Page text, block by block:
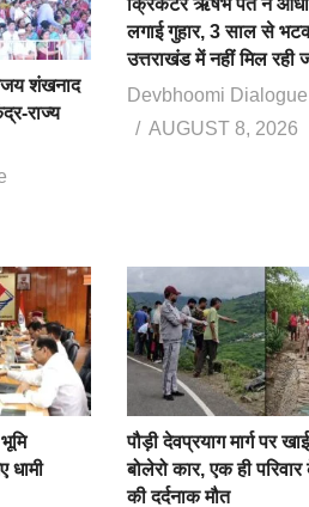
शंखनाद
राज्य
क्रिकेटर ऋषभ पंत ने आधी
लगाई गुहार, 3 साल से
उत्तराखंड में नहीं मिल रही
Devbhoomi Dialogue
AUGUST 8, 2026
धामी
पौड़ी देवप्रयाग मार्ग पर
बोलेरो कार, एक ही
की दर्दनाक मौत